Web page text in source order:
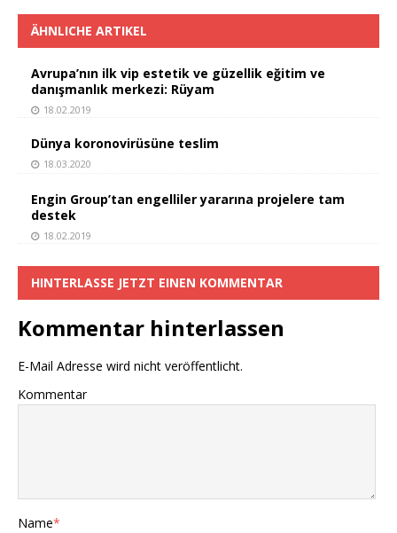
ÄHNLICHE ARTIKEL
Avrupa’nın ilk vip estetik ve güzellik eğitim ve
danışmanlık merkezi: Rüyam
18.02.2019
Dünya koronovirüsüne teslim
18.03.2020
Engin Group’tan engelliler yararına projelere tam
destek
18.02.2019
HINTERLASSE JETZT EINEN KOMMENTAR
Kommentar hinterlassen
E-Mail Adresse wird nicht veröffentlicht.
Kommentar
Name*